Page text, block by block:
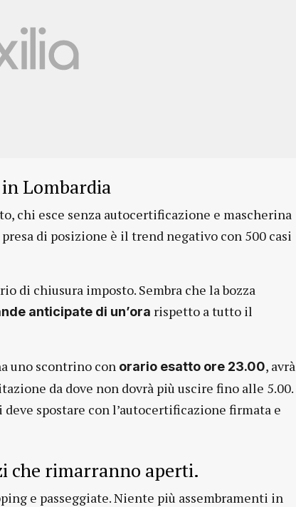
Lombardia
chi esce senza autocertificazione e mascherina
di posizione è il trend negativo con 500 casi
di chiusura imposto. Sembra che la bozza
anticipate di un’ora rispetto a tutto il
uno scontrino con orario esatto ore 23.00, avrà
da dove non dovrà più uscire fino alle 5.00.
spostare con l’autocertificazione firmata e
che rimarranno aperti.
e passeggiate. Niente più assembramenti in